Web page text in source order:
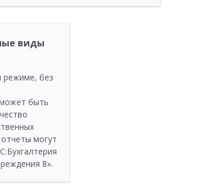
виды
режиме, без
быть
могут
8».